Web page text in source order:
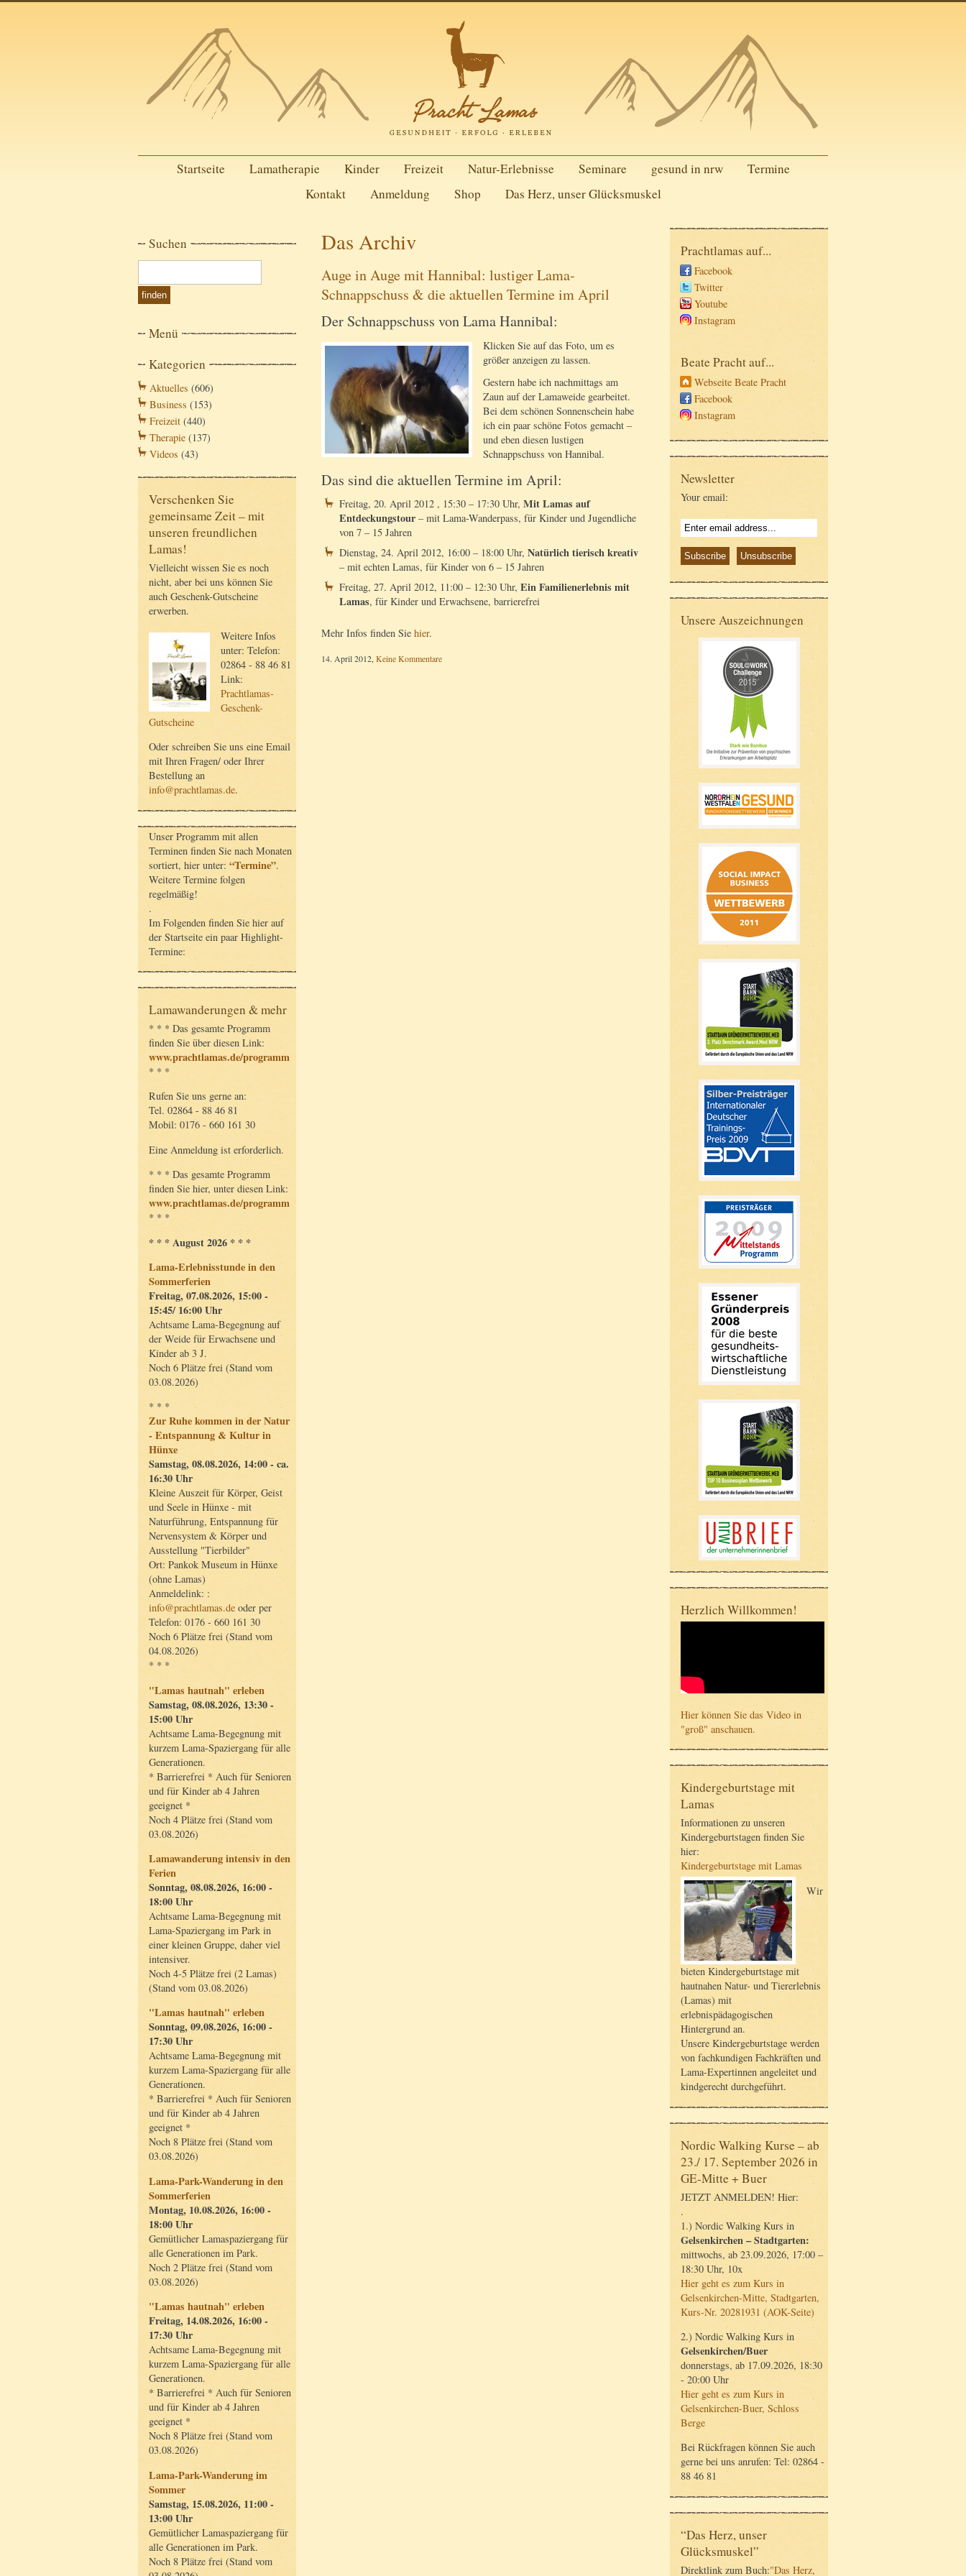
Startseite Lamatherapie Kinder Freizeit Natur-Erlebnisse Seminare gesund in nrw
Termine
Kontakt
Anmeldung Shop Das Herz, unser Glücksmuskel
Suchen
Menü
Kategorien
Aktuelles (606)
Business (153)
Freizeit (440)
Therapie (137)
Videos (43)
Verschenken Sie
gemeinsame Zeit – mit
unseren freundlichen
Lamas!
Vielleicht wissen Sie es noch
nicht, aber bei uns können Sie
auch Geschenk-Gutscheine
erwerben.
Weitere Infos
unter: Telefon:
02864 - 88 46 81
Link:
Prachtlamas-
Geschenk-
Gutscheine
Oder schreiben Sie uns eine Email
mit Ihren Fragen/ oder Ihrer
Bestellung an
info@prachtlamas.de.
Unser Programm mit allen
Terminen finden Sie nach Monaten
sortiert, hier unter: “Termine”.
Weitere Termine folgen
regelmäßig!
.
Im Folgenden finden Sie hier auf
der Startseite ein paar Highlight-
Termine:
Lamawanderungen & mehr
* * * Das gesamte Programm
finden Sie über diesen Link:
www.prachtlamas.de/programm
* * *
Rufen Sie uns gerne an:
Tel. 02864 - 88 46 81
Mobil: 0176 - 660 161 30
Eine Anmeldung ist erforderlich.
* * * Das gesamte Programm
finden Sie hier, unter diesen Link:
www.prachtlamas.de/programm
* * *
* * * August 2026 * * *
Lama-Erlebnisstunde in den
Sommerferien
Freitag, 07.08.2026, 15:00 -
15:45/ 16:00 Uhr
Achtsame Lama-Begegnung auf
der Weide für Erwachsene und
Kinder ab 3 J.
Noch 6 Plätze frei (Stand vom
03.08.2026)
* * *
Zur Ruhe kommen in der Natur
- Entspannung & Kultur in
Hünxe
Samstag, 08.08.2026, 14:00 - ca.
16:30 Uhr
Kleine Auszeit für Körper, Geist
und Seele in Hünxe - mit
Naturführung, Entspannung für
Nervensystem & Körper und
Ausstellung "Tierbilder"
Ort: Pankok Museum in Hünxe
(ohne Lamas)
Anmeldelink: :
info@prachtlamas.de oder per
Telefon: 0176 - 660 161 30
Noch 6 Plätze frei (Stand vom
04.08.2026)
* * *
"Lamas hautnah" erleben
Samstag, 08.08.2026, 13:30 -
15:00 Uhr
Achtsame Lama-Begegnung mit
kurzem Lama-Spaziergang für alle
Generationen.
* Barrierefrei * Auch für Senioren
und für Kinder ab 4 Jahren
geeignet *
Noch 4 Plätze frei (Stand vom
03.08.2026)
Lamawanderung intensiv in den
Ferien
Sonntag, 08.08.2026, 16:00 -
18:00 Uhr
Achtsame Lama-Begegnung mit
Lama-Spaziergang im Park in
einer kleinen Gruppe, daher viel
intensiver.
Noch 4-5 Plätze frei (2 Lamas)
(Stand vom 03.08.2026)
"Lamas hautnah" erleben
Sonntag, 09.08.2026, 16:00 -
17:30 Uhr
Achtsame Lama-Begegnung mit
kurzem Lama-Spaziergang für alle
Generationen.
* Barrierefrei * Auch für Senioren
und für Kinder ab 4 Jahren
geeignet *
Noch 8 Plätze frei (Stand vom
03.08.2026)
Lama-Park-Wanderung in den
Sommerferien
Montag, 10.08.2026, 16:00 -
18:00 Uhr
Gemütlicher Lamaspaziergang für
alle Generationen im Park.
Noch 2 Plätze frei (Stand vom
03.08.2026)
"Lamas hautnah" erleben
Freitag, 14.08.2026, 16:00 -
17:30 Uhr
Achtsame Lama-Begegnung mit
kurzem Lama-Spaziergang für alle
Generationen.
* Barrierefrei * Auch für Senioren
und für Kinder ab 4 Jahren
geeignet *
Noch 8 Plätze frei (Stand vom
03.08.2026)
Lama-Park-Wanderung im
Sommer
Samstag, 15.08.2026, 11:00 -
13:00 Uhr
Gemütlicher Lamaspaziergang für
alle Generationen im Park.
Noch 8 Plätze frei (Stand vom
Prachtlamas auf...
Facebook
Twitter
Youtube
Instagram
Beate Pracht auf...
Webseite Beate Pracht
Facebook
Instagram
Newsletter
Your email:
Unsere Auszeichnungen
Herzlich Willkommen!
Hier können Sie das Video in
"groß" anschauen.
Kindergeburtstage mit
Lamas
Informationen zu unseren
Kindergeburtstagen finden Sie
hier:
Kindergeburtstage mit Lamas
Wir
bieten Kindergeburtstage mit
hautnahen Natur- und Tiererlebnis
(Lamas) mit
erlebnispädagogischen
Hintergrund an.
Unsere Kindergeburtstage werden
von fachkundigen Fachkräften und
Lama-Expertinnen angeleitet und
kindgerecht durchgeführt.
Nordic Walking Kurse – ab
23./ 17. September 2026 in
GE-Mitte + Buer
JETZT ANMELDEN! Hier:
.
1.) Nordic Walking Kurs in
Gelsenkirchen – Stadtgarten:
mittwochs, ab 23.09.2026, 17:00 –
18:30 Uhr, 10x
Hier geht es zum Kurs in
Gelsenkirchen-Mitte, Stadtgarten,
Kurs-Nr. 20281931 (AOK-Seite)
2.) Nordic Walking Kurs in
Gelsenkirchen/Buer
donnerstags, ab 17.09.2026, 18:30
- 20:00 Uhr
Hier geht es zum Kurs in
Gelsenkirchen-Buer, Schloss
Berge
Bei Rückfragen können Sie auch
gerne bei uns anrufen: Tel: 02864 -
88 46 81
“Das Herz, unser
Glücksmuskel”
Direktlink zum Buch:"Das Herz,
Das Archiv
Auge in Auge mit Hannibal: lustiger Lama-
Schnappschuss & die aktuellen Termine im April
Der Schnappschuss von Lama Hannibal:
Klicken Sie auf das Foto, um es
größer anzeigen zu lassen.
Gestern habe ich nachmittags am
Zaun auf der Lamaweide gearbeitet.
Bei dem schönen Sonnenschein habe
ich ein paar schöne Fotos gemacht –
und eben diesen lustigen
Schnappschuss von Hannibal.
Das sind die aktuellen Termine im April:
Freitag, 20. April 2012 , 15:30 – 17:30 Uhr, Mit Lamas auf
Entdeckungstour – mit Lama-Wanderpass, für Kinder und Jugendliche
von 7 – 15 Jahren
Dienstag, 24. April 2012, 16:00 – 18:00 Uhr, Natürlich tierisch kreativ
– mit echten Lamas, für Kinder von 6 – 15 Jahren
Freitag, 27. April 2012, 11:00 – 12:30 Uhr, Ein Familienerlebnis mit
Lamas, für Kinder und Erwachsene, barrierefrei
Mehr Infos finden Sie hier.
14. April 2012, Keine Kommentare